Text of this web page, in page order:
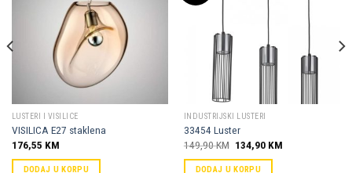
omiljene
LUSTERI I VISILICE
VISILICA E27 staklena
176,55 KM
DODAJ U KORPU
omiljene
INDUSTRIJSKI LUSTERI
33454 Luster
149,90KM Original
price
was:
134,90 KMCurrent
DODAJ U KORPU